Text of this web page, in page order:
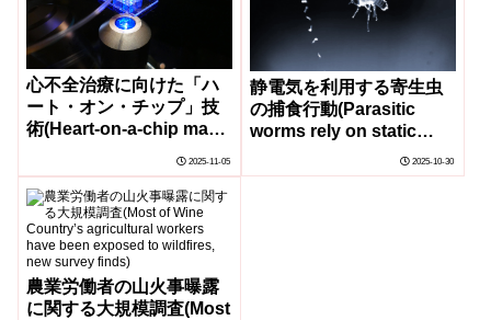
心不全治療に向けた「ハ
ート・オン・チップ」技
術(Heart-on-a-chip may
for heart failure)
2025-11-05
静電気を利用する寄生虫
の捕食行動(Parasitic
worms rely on static
electricity to find prey in
midair)
2025-10-30
農業労働者の山火事曝露
に関する大規模調査(Most